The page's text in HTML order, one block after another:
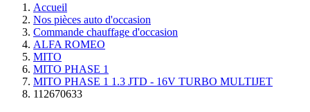
Accueil
Nos pièces auto d'occasion
Commande chauffage d'occasion
ALFA ROMEO
MITO
MITO PHASE 1
MITO PHASE 1 1.3 JTD - 16V TURBO MULTIJET
112670633